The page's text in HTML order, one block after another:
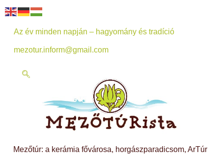
Az év minden napján – hagyomány és tradíció
mezotur.inform@gmail.com
Mezőtúr: a kerámia fővárosa, horgászparadicsom, ArTúr